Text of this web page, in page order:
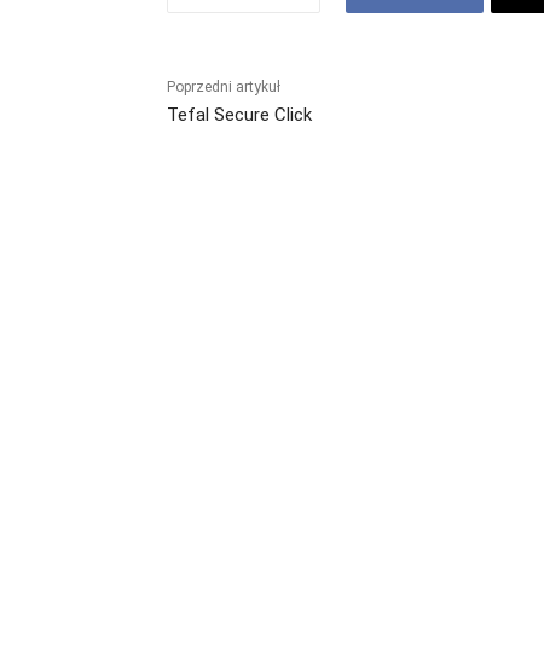
Poprzedni artykuł
Tefal Secure Click